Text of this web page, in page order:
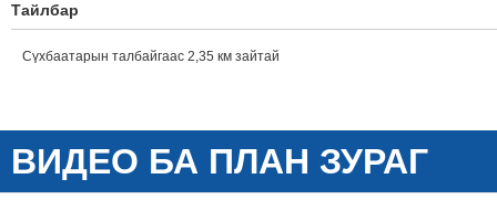
Тайлбар
Сүхбаатарын талбайгаас 2,35 км зайтай
ВИДЕО БА ПЛАН ЗУРАГ